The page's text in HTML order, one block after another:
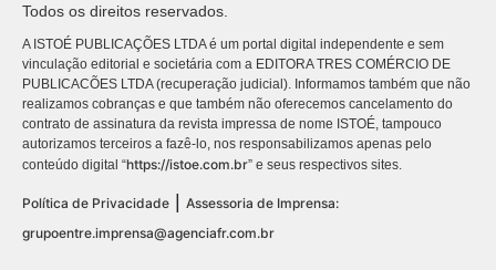
Todos os direitos reservados.
A ISTOÉ PUBLICAÇÕES LTDA é um portal digital independente e sem
vinculação editorial e societária com a EDITORA TRES COMÉRCIO DE
PUBLICACÕES LTDA (recuperação judicial). Informamos também que não
realizamos cobranças e que também não oferecemos cancelamento do
contrato de assinatura da revista impressa de nome ISTOÉ, tampouco
autorizamos terceiros a fazê-lo, nos responsabilizamos apenas pelo
conteúdo digital “https://istoe.com.br” e seus respectivos sites.
Política de Privacidade
Assessoria de Imprensa:
grupoentre.imprensa@agenciafr.com.br